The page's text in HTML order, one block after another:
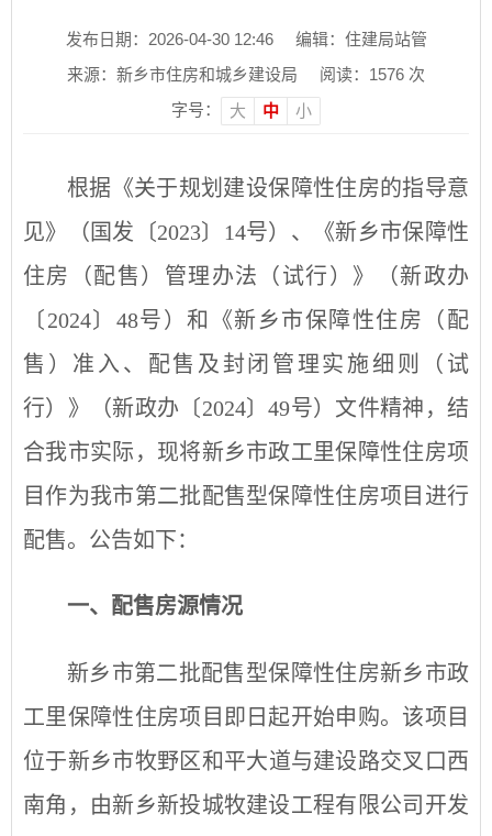
发布日期：2026-04-30 12:46
编辑：住建局站管
来源：新乡市住房和城乡建设局
阅读： 1576 次
字号：
大 中 小
根据《关于规划建设保障性住房的指导意
见》（国发〔2023〕14号）、《新乡市保障性
住房（配售）管理办法（试行）》
（新政办
〔2024〕 48号）和《新乡市保障性住房（配
售）准入、配售及封闭管理实施细则（试
行）》
（新政办 〔2024〕49号） 文件精神，结
合我市实际，现将新乡市政工里保障性住房项
目作为我市第二批配售型保障性住房项目进行
配售。公告如下：
一、配售房源情况
新乡市第二批配售型保障性住房新乡市政
工里保障性住房项目即日起开始申购。 该项目
位于新乡市牧野区和平大道与建设路交叉口西
南角 ，由新乡新投城牧建设工程有限公司开发